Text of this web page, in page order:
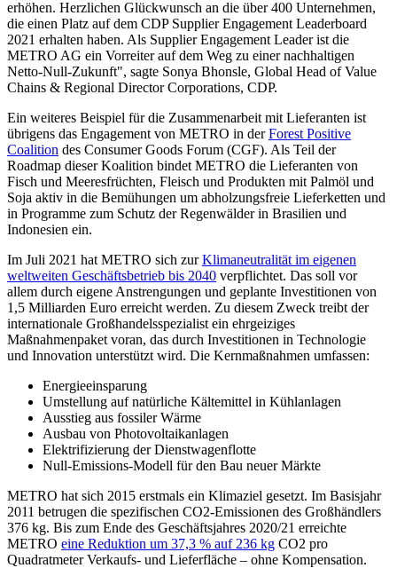
erhöhen. Herzlichen Glückwunsch an die über 400 Unternehmen,
die einen Platz auf dem CDP Supplier Engagement Leaderboard
2021 erhalten haben. Als Supplier Engagement Leader ist die
METRO AG ein Vorreiter auf dem Weg zu einer nachhaltigen
Netto-Null-Zukunft", sagte Sonya Bhonsle, Global Head of Value
Chains & Regional Director Corporations, CDP.
Ein weiteres Beispiel für die Zusammenarbeit mit Lieferanten ist
übrigens das Engagement von METRO in derForest Positive
Coalition des Consumer Goods Forum (CGF). Als Teil der
Roadmap dieser Koalition bindet METRO die Lieferanten von
Fisch und Meeresfrüchten, Fleisch und Produkten mit Palmöl und
Soja aktiv in die Bemühungen um abholzungsfreie Lieferketten und
in Programme zum Schutz der Regenwälder in Brasilien und
Indonesien ein.
Im Juli 2021 hat METRO sich zurKlimaneutralität im eigenen
weltweiten Geschäftsbetrieb bis 2040 verpflichtet. Das soll vor
allem durch eigene Anstrengungen und geplante Investitionen von
1,5 Milliarden Euro erreicht werden. Zu diesem Zweck treibt der
internationale Großhandelsspezialist ein ehrgeiziges
Maßnahmenpaket voran, das durch Investitionen in Technologie
und Innovation unterstützt wird. Die Kernmaßnahmen umfassen:
Energieeinsparung
Umstellung auf natürliche Kältemittel in Kühlanlagen
Ausstieg aus fossiler Wärme
Ausbau von Photovoltaikanlagen
Elektrifizierung der Dienstwagenflotte
Null-Emissions-Modell für den Bau neuer Märkte
METRO hat sich 2015 erstmals ein Klimaziel gesetzt. Im Basisjahr
2011 betrugen die spezifischen CO2-Emissionen des Großhändlers
376 kg. Bis zum Ende des Geschäftsjahres 2020/21 erreichte
METRO eine Reduktion um 37,3 % auf 236 kg CO2 pro
Quadratmeter Verkaufs- und Lieferfläche – ohne Kompensation.